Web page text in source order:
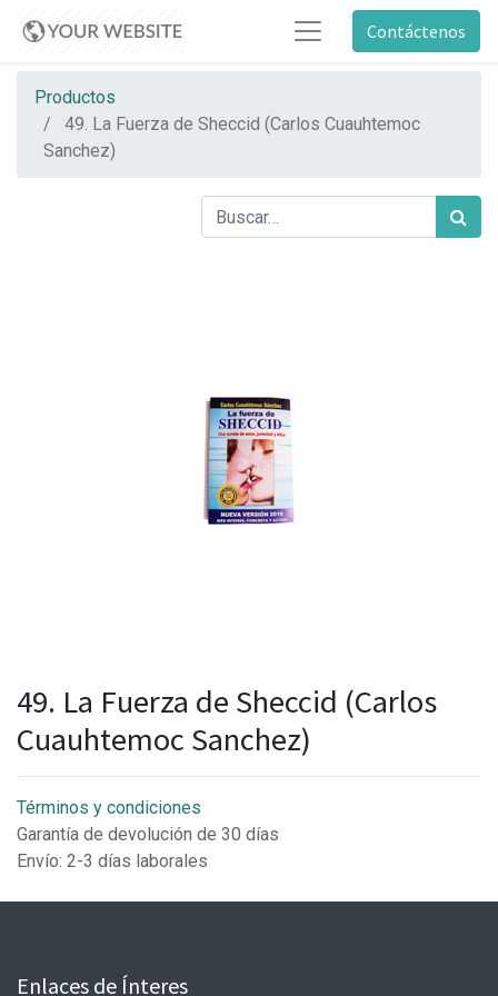
Contáctenos
Productos
49. La Fuerza de Sheccid (Carlos Cuauhtemoc
Sanchez)
49. La Fuerza de Sheccid (Carlos
Cuauhtemoc Sanchez)
Términos y condiciones
Garantía de devolución de 30 días
Envío: 2-3 días laborales
Enlaces de Ínteres